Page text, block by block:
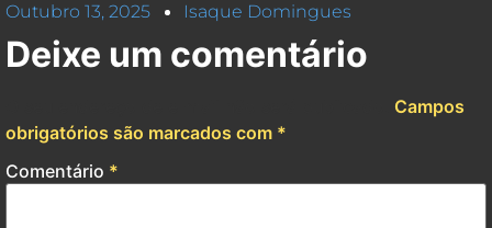
Outubro 13, 2025 Isaque Domingues
Deixe um comentário
Campos
obrigatórios são marcados com *
Comentário *